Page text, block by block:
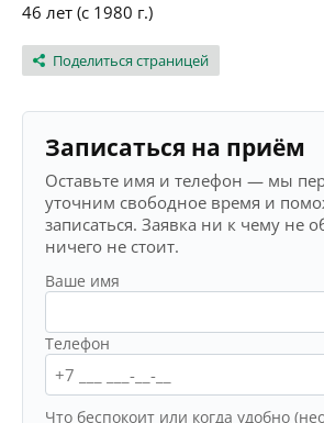
46 лет (с 1980 г.)
Поделиться страницей
Записаться на приём
Оставьте имя и телефон — мы
уточним свободное время и
записаться. Заявка ни к чему не
ничего не стоит.
Ваше имя
Телефон
Что беспокоит или когда удобно